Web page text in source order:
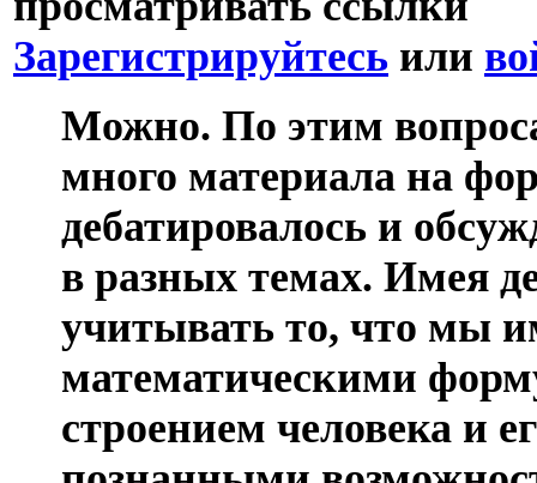
Зарегистрируйтесь или
Можно. По этим
много материала на
дебатировалось и
в разных темах. Имея
учитывать то, что мы
математическими
строением человека и